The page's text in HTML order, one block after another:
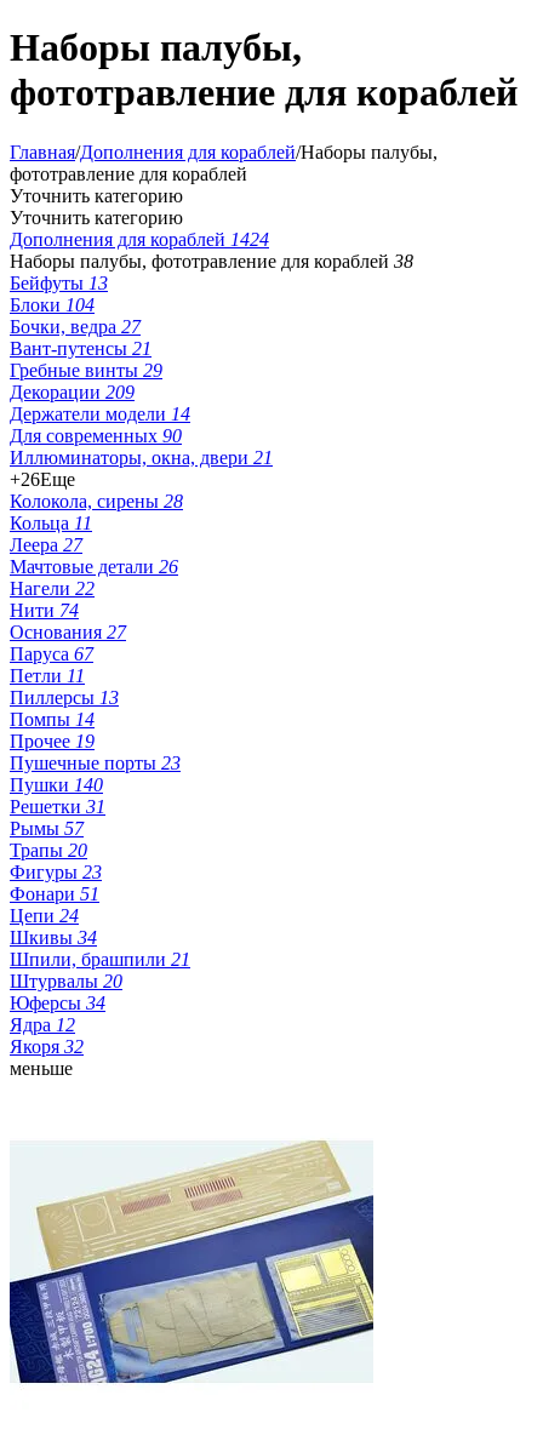
Наборы палубы,
фототравление для кораблей
Главная/Дополнения для кораблей/Наборы палубы,
фототравление для кораблей
Уточнить категорию
Уточнить категорию
Дополнения для кораблей 1424
Наборы палубы, фототравление для кораблей 38
Бейфуты 13
Блоки 104
Бочки, ведра 27
Вант-путенсы 21
Гребные винты 29
Декорации 209
Держатели модели 14
Для современных 90
Иллюминаторы, окна, двери 21
+26Еще
Колокола, сирены 28
Кольца 11
Леера 27
Мачтовые детали 26
Нагели 22
Нити 74
Основания 27
Паруса 67
Петли 11
Пиллерсы 13
Помпы 14
Прочее 19
Пушечные порты 23
Пушки 140
Решетки 31
Рымы 57
Трапы 20
Фигуры 23
Фонари 51
Цепи 24
Шкивы 34
Шпили, брашпили 21
Штурвалы 20
Юферсы 34
Ядра 12
Якоря 32
меньше